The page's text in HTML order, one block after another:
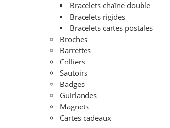
Bracelets chaîne double
Bracelets rigides
Bracelets cartes postales
Broches
Barrettes
Colliers
Sautoirs
Badges
Guirlandes
Magnets
Cartes cadeaux